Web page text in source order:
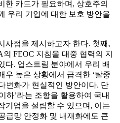
한 카드가 필요하며, 상호주의
우리 기업에 대한 보호 방안을
사점을 제시하고자 한다. 첫째,
FEOC 지침을 대중 협력의 지
다. 업스트림 분야에서 우리 배
우 높은 상황에서 급격한 ‘탈중
변화가 현실적인 방안이다. 단
하’라는 조항을 활용하여 국내
기업을 설립할 수 있으며, 이는
급망 안정화 및 내재화에도 큰